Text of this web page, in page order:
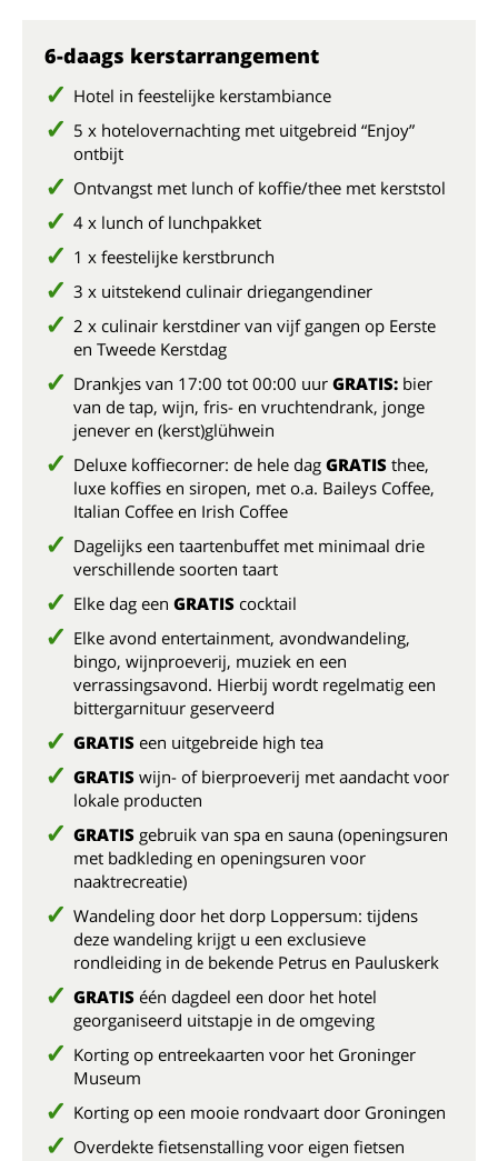
6-daags kerstarrangement
Hotel in feestelijke kerstambiance
5 x hotelovernachting met uitgebreid “Enjoy”
ontbijt
Ontvangst met lunch of koffie/thee met kerststol
4 x lunch of lunchpakket
1 x feestelijke kerstbrunch
3 x uitstekend culinair driegangendiner
2 x culinair kerstdiner van vijf gangen op Eerste
en Tweede Kerstdag
Drankjes van 17:00 tot 00:00 uur GRATIS: bier
van de tap, wijn, fris- en vruchtendrank, jonge
jenever en (kerst)glühwein
Deluxe koffiecorner: de hele dag GRATIS thee,
luxe koffies en siropen, met o.a. Baileys Coffee,
Italian Coffee en Irish Coffee
Dagelijks een taartenbuffet met minimaal drie
verschillende soorten taart
Elke dag een GRATIS cocktail
Elke avond entertainment, avondwandeling,
bingo, wijnproeverij, muziek en een
verrassingsavond. Hierbij wordt regelmatig een
bittergarnituur geserveerd
GRATIS een uitgebreide high tea
GRATIS wijn- of bierproeverij met aandacht voor
lokale producten
GRATIS gebruik van spa en sauna (openingsuren
met badkleding en openingsuren voor
naaktrecreatie)
Wandeling door het dorp Loppersum: tijdens
deze wandeling krijgt u een exclusieve
rondleiding in de bekende Petrus en Pauluskerk
GRATIS één dagdeel een door het hotel
georganiseerd uitstapje in de omgeving
Korting op entreekaarten voor het Groninger
Museum
Korting op een mooie rondvaart door Groningen
Overdekte fietsenstalling voor eigen fietsen